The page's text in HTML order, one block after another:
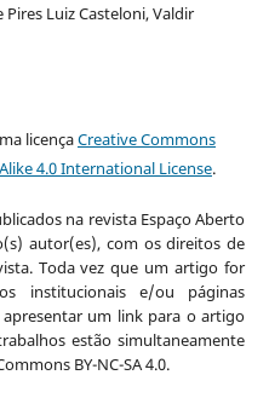
Luiz Casteloni, Valdir
licençaCreative Commons
4.0 International License.
na revista Espaço Aberto
autor(es), com os direitos de
Toda vez que um artigo for
institucionais e/ou páginas
apresentar um link para o artigo
estão simultaneamente
BY-NC-SA 4.0.